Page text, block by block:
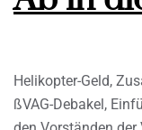
Helikopter-Geld,
ßVAG-Debakel,